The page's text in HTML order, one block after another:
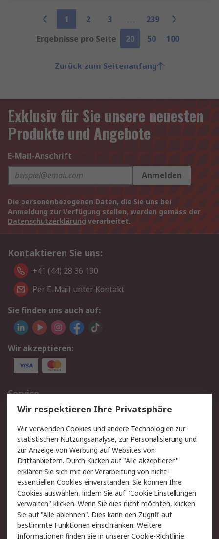
1 2 3
239
Ergebnisse pro Seite
20 50 100
Zurück zum Seitenanfang
Exklusiv für Sie unsere neuesten
Produkte und Angebote
E-Mail-Anschrift
Anmelden
Die personenbezogenen Daten, die Sie uns bei
Anmeldung zur Verfügung stellen, werden gemäss der
Datenschutzerklärung verarbeitet.
Kontaktieren Sie uns:
+41 (44) 28 36 190
Per E-Mail unter Kontakt
Sie finden uns auch auf:
Wir akzeptieren:
Service
Value Added Services
Lieferlösungen
Rücksendungen
Kontakt
Hilfe
Rechtliches
AGB
Datenschutz
Cookie-Richtlinie
Zahlungsbedingungen
Copyright/Impressum
Über RS
Wir respektieren Ihre Privatsphäre
Wir verwenden Cookies und andere Technologien zur
statistischen Nutzungsanalyse, zur Personalisierung und
zur Anzeige von Werbung auf Websites von
Drittanbietern. Durch Klicken auf "Alle akzeptieren"
erklären Sie sich mit der Verarbeitung von nicht-
essentiellen Cookies einverstanden. Sie können Ihre
Cookies auswählen, indem Sie auf "Cookie Einstellungen
verwalten" klicken. Wenn Sie dies nicht möchten, klicken
Sie auf "Alle ablehnen". Dies kann den Zugriff auf
bestimmte Funktionen einschränken. Weitere
Informationen finden Sie in unsererCookie-Richtlinie.